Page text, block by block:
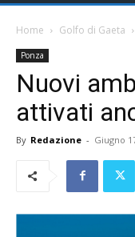
Home Golfo di Gaeta
Ponza
Nuovi
attivati
By Redazione - Giugno